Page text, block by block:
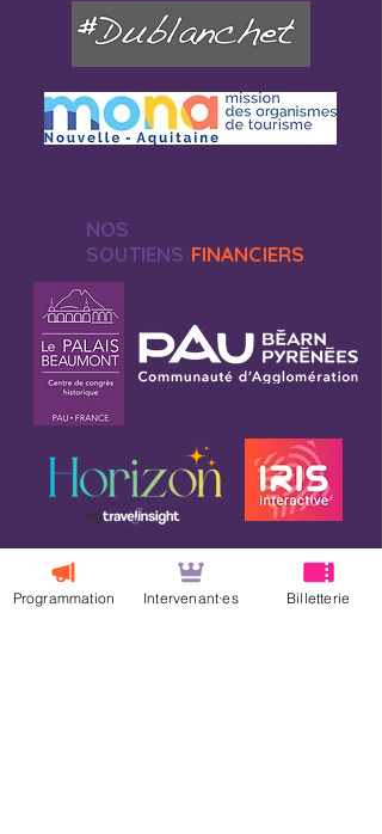
NOS
SOUTIENS FINANCIERS
Programmation Intervenant·es Billetterie